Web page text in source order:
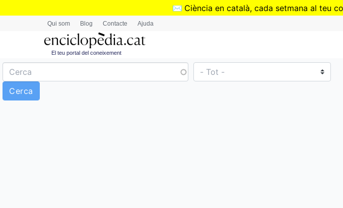
✉️ Ciència en català, cada setmana al teu
Qui som Blog Contacte Ajuda
El teu portal del coneixement